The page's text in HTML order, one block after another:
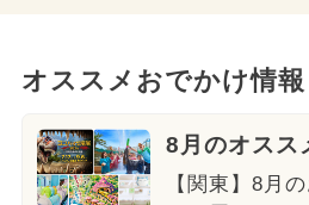
オススメおでかけ情報
8月のオスス
【関東】8月